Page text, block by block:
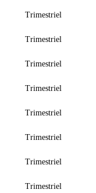
Trimestriel
Trimestriel
Trimestriel
Trimestriel
Trimestriel
Trimestriel
Trimestriel
Trimestriel